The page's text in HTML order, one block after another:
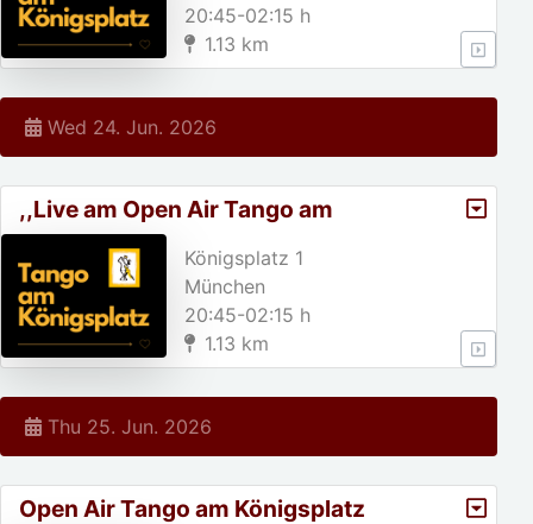
20:45-02:15 h
1.13 km
Wed 24. Jun. 2026
,,Live am Open Air Tango am
Königsplatz
Königsplatz 1
München
20:45-02:15 h
1.13 km
Thu 25. Jun. 2026
Open Air Tango am Königsplatz